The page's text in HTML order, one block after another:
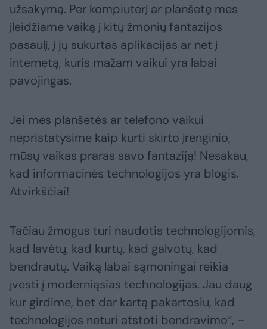
užsakymą. Per kompiuterį ar planšetę mes
įleidžiame vaiką į kitų žmonių fantazijos
pasaulį, į jų sukurtas aplikacijas ar net į
internetą, kuris mažam vaikui yra labai
pavojingas.
Jei mes planšetės ar telefono vaikui
nepristatysime kaip kurti skirto įrenginio,
mūsų vaikas praras savo fantaziją! Nesakau,
kad informacinės technologijos yra blogis.
Atvirkščiai!
Tačiau žmogus turi naudotis technologijomis,
kad lavėtų, kad kurtų, kad galvotų, kad
bendrautų. Vaiką labai sąmoningai reikia
įvesti į moderniąsias technologijas. Jau daug
kur girdime, bet dar kartą pakartosiu, kad
technologijos neturi atstoti bendravimo“, –